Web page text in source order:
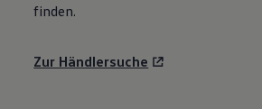
finden.
Zur Händlersuche